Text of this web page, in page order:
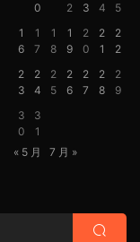
0
2
3
4
5
1
6
1
7
1
8
1
9
2
0
2
1
2
2
2
3
2
4
2
5
2
6
2
7
2
8
2
9
3
0
3
1
« 5 月
7 月 »